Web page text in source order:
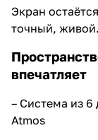
Экран
точный, живой.
впечатляет
– Система из
Atmos